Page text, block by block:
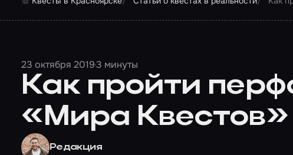
23 октября 20193 минуты
Как пройти
«Мира Квестов»
Редакция